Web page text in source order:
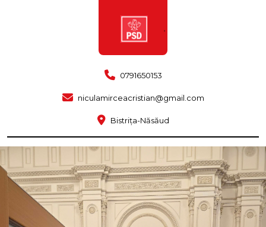
0791650153
niculamirceacristian@gmail.com
Bistrița-Năsăud